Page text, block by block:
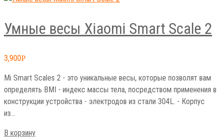
Умные весы Xiaomi Smart Scale 2
3,900Р
Mi Smart Scales 2 - это уникальные весы, которые позволят вам
определять BMI - индекс массы тела, посредством применения в
конструкции устройства - электродов из стали 304L. - Корпус
из…
В корзину